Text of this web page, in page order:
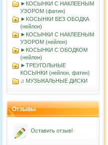
►КОСЫНКИ С НАКЛЕЕНЫМ
УЗОРОМ (фатин)
►KOСЫНКИ БЕЗ ОБОДКА
(нейлон)
►КОСЫНКИ С НАКЛЕЕНЫМ
УЗОРОМ (нейлон)
►КОСЫНКИ С ОБОДКОМ
(нейлон)
►ТРЕУГОЛЬНЫЕ
КОСЫНКИ (нейлон, фатин)
♫ МУЗЫКАЛЬНЫЕ ДИСКИ
Отзывы
Оставить отзыв!